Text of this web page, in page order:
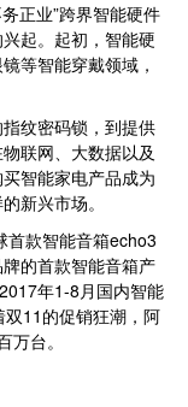
正业”跨界智能硬件
起。起初，智能硬
等智能穿戴领域，
纹密码锁，到提供
联网、大数据以及
智能家电产品成为
新兴市场。
首款智能音箱echo3
的首款智能音箱产
年1-8月国内智能
11的促销狂潮，阿
台。